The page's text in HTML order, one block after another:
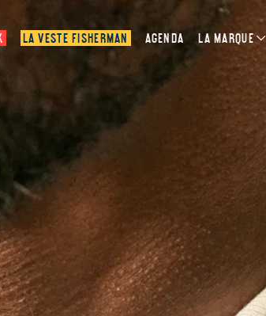
LA VESTE FISHERMAN AGENDA LA MARQUE